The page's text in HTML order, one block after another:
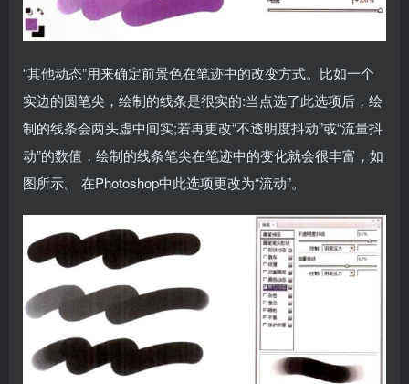
“其他动态”用来确定前景色在笔迹中的改变方式。比如一个
实边的圆笔尖，绘制的线条是很实的:当点选了此选项后，绘
制的线条会两头虚中间实;若再更改“不透明度抖动”或“流量抖
动”的数值，绘制的线条笔尖在笔迹中的变化就会很丰富，如
图所示。 在Photoshop中此选项更改为“流动”。